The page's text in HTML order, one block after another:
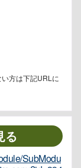
方は下記URLに
る
SubModu